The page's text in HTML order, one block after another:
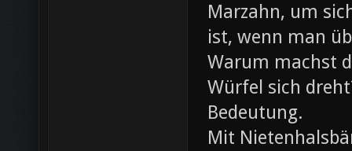
Marzahn, um
ist, wenn man
Warum machst
Würfel sich
Bedeutung.
Mit